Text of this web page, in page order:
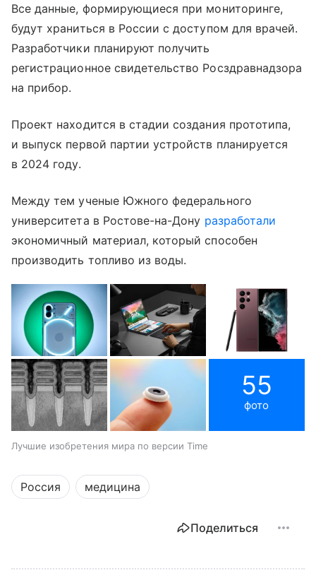
Все данные, формирующиеся при мониторинге,
будут храниться в России с доступом для врачей.
Разработчики планируют получить
регистрационное свидетельство Росздравнадзора
на прибор.
Проект находится в стадии создания прототипа,
и выпуск первой партии устройств планируется
в 2024 году.
Между тем ученые Южного федерального
университета в Ростове-на-Дону разработали
экономичный материал, который способен
производить топливо из воды.
55
фото
Лучшие изобретения мира по версии Time
Россия медицина
Поделиться